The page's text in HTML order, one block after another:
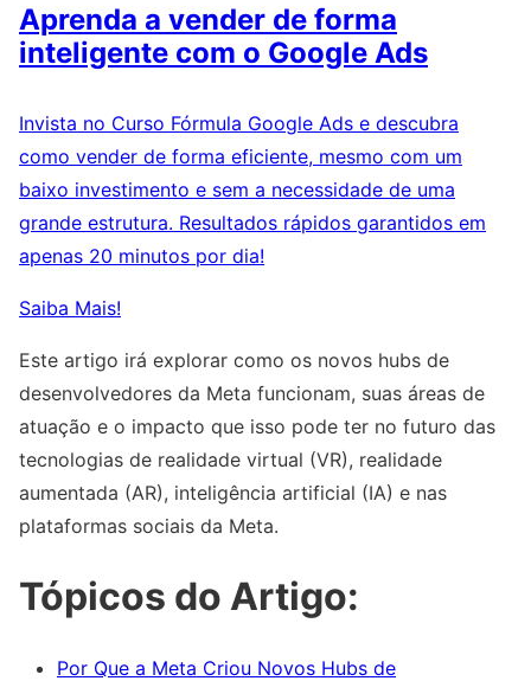
Aprenda a vender de forma
inteligente com o Google Ads
Invista no Curso Fórmula Google Ads e descubra
como vender de forma eficiente, mesmo com um
baixo investimento e sem a necessidade de uma
grande estrutura. Resultados rápidos garantidos em
apenas 20 minutos por dia!
Saiba Mais!
Este artigo irá explorar como os novos hubs de
desenvolvedores da Meta funcionam, suas áreas de
atuação e o impacto que isso pode ter no futuro das
tecnologias de realidade virtual (VR), realidade
aumentada (AR), inteligência artificial (IA) e nas
plataformas sociais da Meta.
Tópicos do Artigo:
Por Que a Meta Criou Novos Hubs de